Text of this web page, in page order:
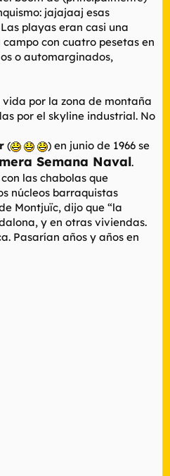
jajajaaj esas
playas eran casi una
con cuatro pesetas en
o automarginados,
por la zona de montaña
por el skyline industrial. No
( ) en junio de 1966 se
Semana Naval.
las chabolas que
núcleos barraquistas
Montjuïc, dijo que “la
y en otras viviendas.
Pasarían años y años en